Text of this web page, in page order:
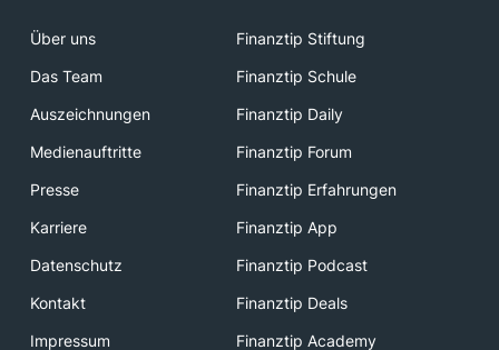
Über uns
Finanztip Stiftung
Das Team
Finanztip Schule
Auszeichnungen
Finanztip Daily
Medienauftritte
Finanztip Forum
Presse
Finanztip Erfahrungen
Karriere
Finanztip App
Datenschutz
Finanztip Podcast
Kontakt
Finanztip Deals
Impressum
Finanztip Academy